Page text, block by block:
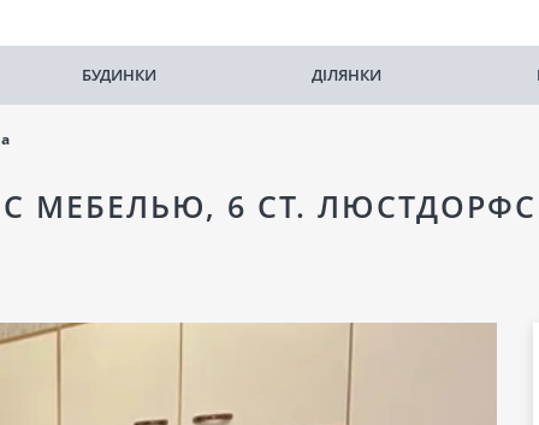
БУДИНКИ ДІЛЯНКИ
С МЕБЕЛЬЮ, 6 СТ.